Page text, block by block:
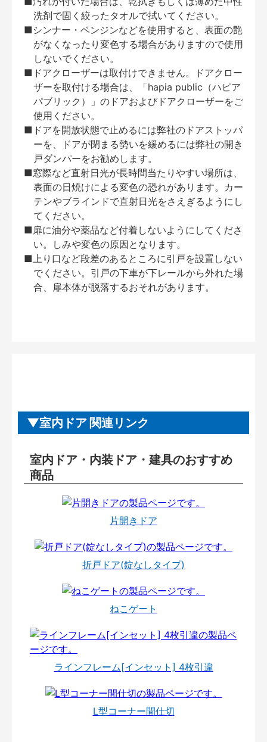
洗剤で固く絞ったタオルで拭いてください。
■シンナー・ベンジンなどを使用すると、表面の艶
がなくなったり変色する場合がありますので使用
しないでください。
■ドアクローザーは取付けできません。ドアクロー
ザーを取付ける場合は、「hapia public（ハピア
パブリック）」のドアおよびドアクローザーをご
使用ください。
■ドアを開放状態で止めるには弊社のドアストッパ
ーを、ドアが閉まる勢いを緩めるには弊社の開き
戸ダンパーをお勧めします。
■窓際など直射日光が長時間当たりやすい場所は、
表面の日焼けによる変色の恐れがあります。カー
テンやブラインドで直射日光をさえぎるようにし
てください。
■扉に油分や薬品など付着しないようにしてくださ
い。しみや変色の原因となります。
■上り口など段差のあるところに引戸を設置しない
でください。引戸の下車が下レールから外れた場
合、扉本体が脱落するおそれがあります。
室内ドア 関連リンク
室内ドア・内装ドア・建具のおすすめ
商品
片開きドア
折戸ドア(錠なしタイプ)
ねこゲート
ラインフレーム[インセット] 4枚引違
L型コーナー間仕切